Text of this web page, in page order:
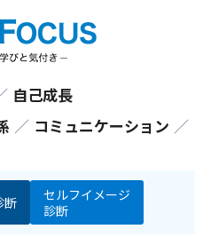
自己成長
／ コミュニケーション ／
断
セルフイメージ
診断